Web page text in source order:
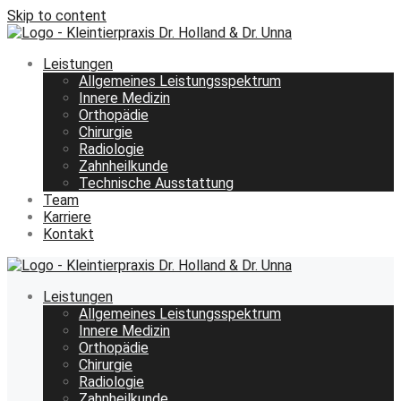
Skip to content
Leistungen
Allgemeines Leistungsspektrum
Innere Medizin
Orthopädie
Chirurgie
Radiologie
Zahnheilkunde
Technische Ausstattung
Team
Karriere
Kontakt
Leistungen
Allgemeines Leistungsspektrum
Innere Medizin
Orthopädie
Chirurgie
Radiologie